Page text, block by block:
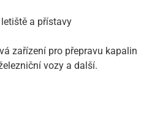
a přístavy
zařízení pro přepravu kapalin
vozy a další.